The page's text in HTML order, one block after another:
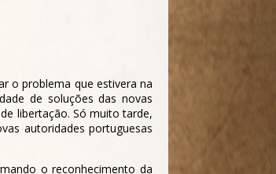
o problema que estivera na
de soluções das novas
libertação. Só muito tarde,
autoridades portuguesas
o reconhecimento da